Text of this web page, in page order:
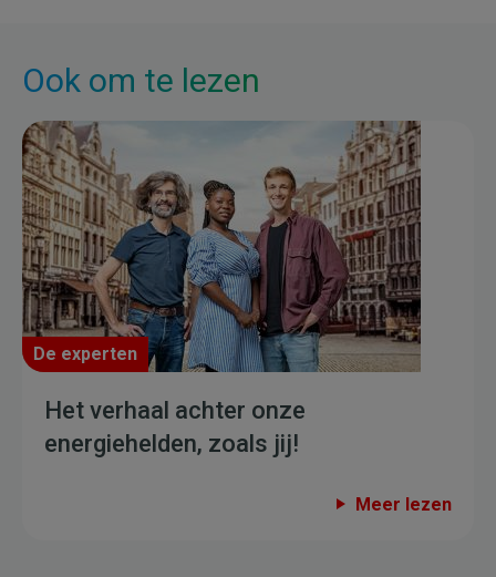
Ook om te lezen
De experten
Het verhaal achter onze
energiehelden, zoals jij!
Meer lezen